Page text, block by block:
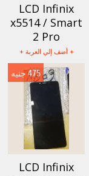
LCD Infinix
x5514 / Smart
2 Pro
+ أضف إلي العربة +
LCD Infinix
475 جنيه